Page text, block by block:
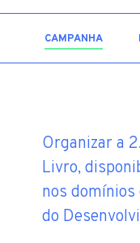
CAMPANHA
Organizar a
Livro,
nos
do